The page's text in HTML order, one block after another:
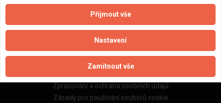
Důležité informace
Zpracování a ochrana osobních údajů
Zásady pro používání souborů cookie
Přijmout vše
Nastavení
Zamítnout vše